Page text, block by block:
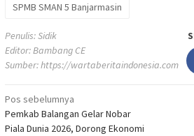
SPMB SMAN 5 Banjarmasin
Penulis: Sidik
Editor: Bambang CE
Sumber:https://wartaberitaindonesia.com
Navigasi
pos
Pos sebelumnya
Pemkab Balangan Gelar Nobar
Piala Dunia 2026, Dorong Ekonomi